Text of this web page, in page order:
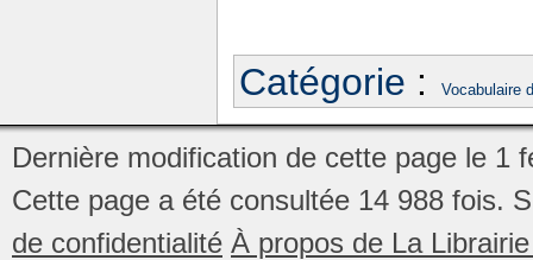
Catégorie : Vocabulaire
Dernière modification de cette page le 1
Cette page a été consultée 14 988 fois.
de confidentialité À propos de La